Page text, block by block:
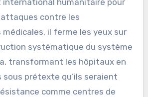
contre les
il ferme les yeux sur
systématique du système
transformant les hôpitaux en
sous prétexte qu’ils seraient
comme centres de